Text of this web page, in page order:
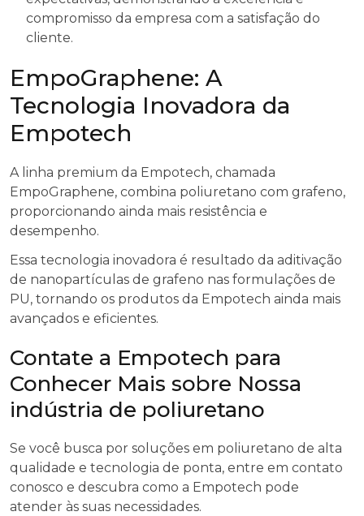
compromisso da empresa com a satisfação do
cliente.
EmpoGraphene: A
Tecnologia Inovadora da
Empotech
A linha premium da Empotech, chamada
EmpoGraphene, combina poliuretano com grafeno,
proporcionando ainda mais resistência e
desempenho.
Essa tecnologia inovadora é resultado da aditivação
de nanopartículas de grafeno nas formulações de
PU, tornando os produtos da Empotech ainda mais
avançados e eficientes.
Contate a Empotech para
Conhecer Mais sobre Nossa
indústria de poliuretano
Se você busca por soluções em poliuretano de alta
qualidade e tecnologia de ponta, entre em contato
conosco e descubra como a Empotech pode
atender às suas necessidades.